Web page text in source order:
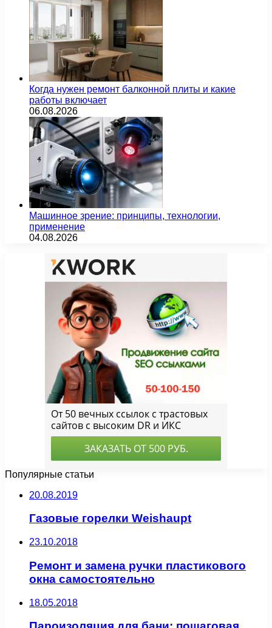
Когда нужен ремонт балконной плиты и какие
работы включает
06.08.2026
Машинное зрение: принципы, технологии,
применение
04.08.2026
Популярные статьи
20.08.2019
Газовые горелки Weishaupt
23.10.2018
Ремонт и замена ручки пластикового
окна самостоятельно
18.05.2018